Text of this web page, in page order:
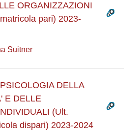
ORGANIZZAZIONI
pari) 2023-
Suitner
DELLA
E DELLE
(Ult.
dispari) 2023-2024